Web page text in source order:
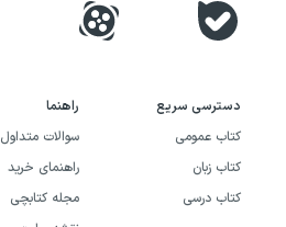
دسترسی سریع
کتاب عمومی
کتاب زبان
کتاب درسی
راهنما
سوالات متداول
راهنمای خرید
مجله کتابچی